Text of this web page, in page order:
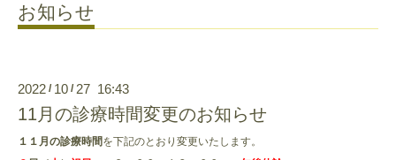
お知らせ
2022 / 10 / 27 16:43
11月の診療時間変更のお知らせ
１１月の診療時間を下記のとおり変更いたします。